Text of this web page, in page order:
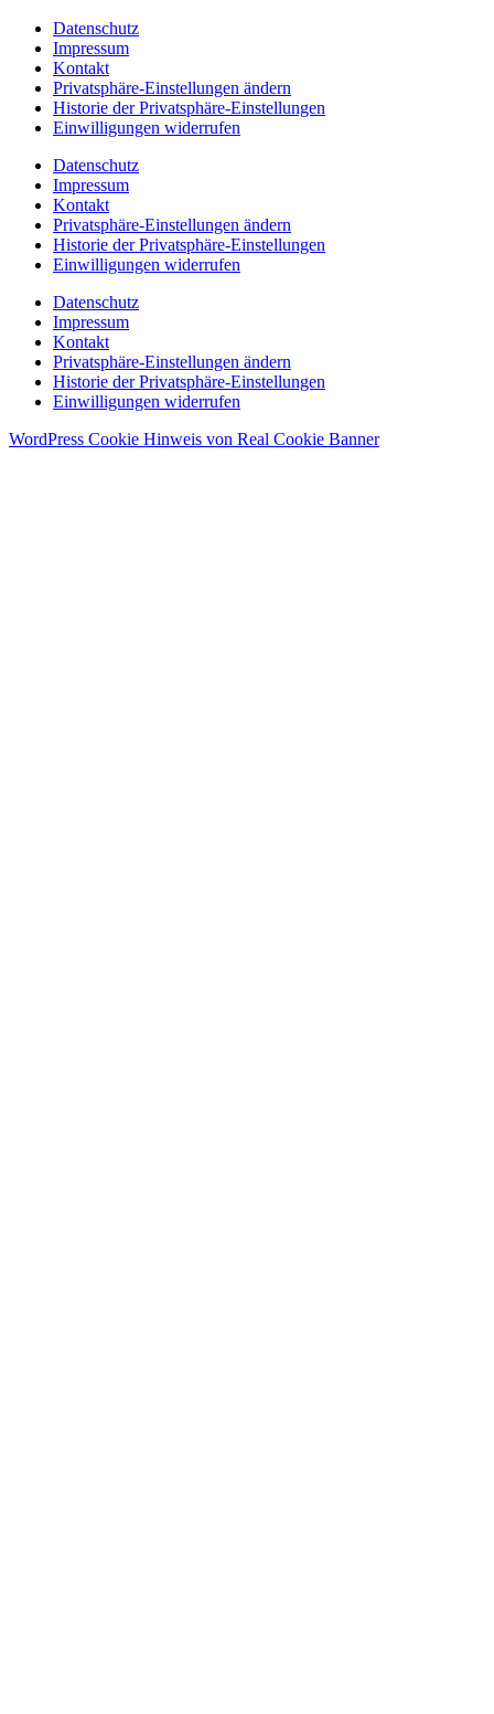
Datenschutz
Impressum
Kontakt
Privatsphäre-Einstellungen ändern
Historie der Privatsphäre-Einstellungen
Einwilligungen widerrufen
Datenschutz
Impressum
Kontakt
Privatsphäre-Einstellungen ändern
Historie der Privatsphäre-Einstellungen
Einwilligungen widerrufen
Datenschutz
Impressum
Kontakt
Privatsphäre-Einstellungen ändern
Historie der Privatsphäre-Einstellungen
Einwilligungen widerrufen
WordPress Cookie Hinweis von Real Cookie Banner